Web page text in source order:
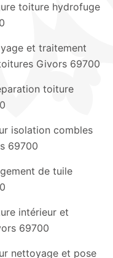
toiture hydrofuge
et traitement
Givors 69700
toiture
isolation combles
69700
de tuile
intérieur et
69700
nettoyage et pose